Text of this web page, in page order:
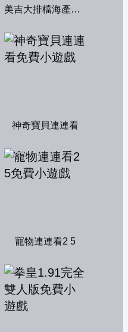
美吉大排檔海產店：中文版
神奇寶貝連連看
寵物連連看2 5